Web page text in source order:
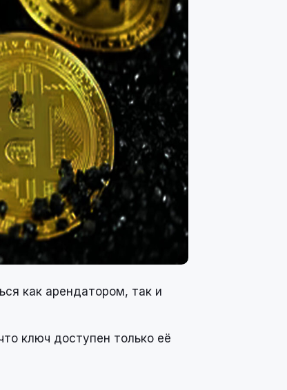
как арендатором, так и
ключ доступен только её